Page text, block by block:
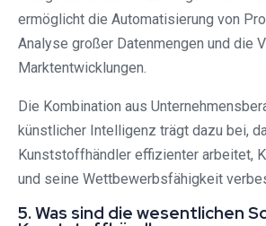
ermöglicht die Automatisierung von
Analyse großer Datenmengen und die
Marktentwicklungen.
Die Kombination aus
künstlicher Intelligenz trägt dazu bei,
Kunststoffhändler effizienter arbeitet,
und seine Wettbewerbsfähigkeit
5. Was sind die wesentlichen